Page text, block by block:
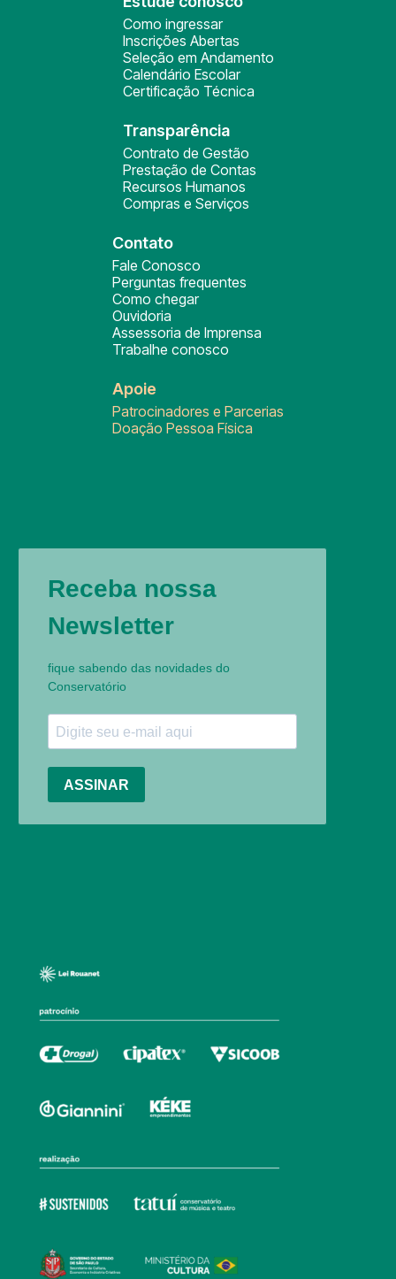
Como ingressar
Inscrições Abertas
Seleção em Andamento
Calendário Escolar
Certificação Técnica
Transparência
Contrato de Gestão
Prestação de Contas
Recursos Humanos
Compras e Serviços
Contato
Fale Conosco
Perguntas frequentes
Como chegar
Ouvidoria
Assessoria de Imprensa
Trabalhe conosco
Apoie
Patrocinadores e Parcerias
Doação Pessoa Física